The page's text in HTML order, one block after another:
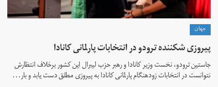
جهان
پیروزی شکننده ترودو در انتخابات پارلمانی کانادا
جاستین ترودو، نخست وزیر کانادا و رهبر حزب لیبرال این کشور برخلاف انتظارش
نتوانست در انتخابات زود‌هنگام پارلمانی کانادا به پیروزی مطلق دست یابد و بار...